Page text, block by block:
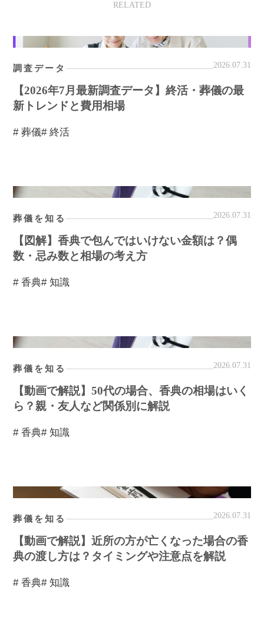
RELATED
調査データ 2026.07.31
【2026年7月最新調査データ】終活・葬儀の最
新トレンドと費用相場
# 葬儀# 終活
葬儀を知る 2026.07.31
【図解】香典で包んではいけない金額は？偶
数・忌み数と相場の考え方
# 香典# 知識
葬儀を知る 2026.07.31
【動画で解説】50代の場合、香典の相場はいく
ら？親・友人など関係別に解説
# 香典# 知識
葬儀を知る 2026.07.31
【動画で解説】近所の方が亡くなった場合の香
典の渡し方は？タイミングや注意点を解説
# 香典# 知識